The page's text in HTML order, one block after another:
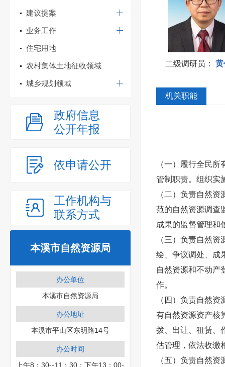
建议提案
业务工作
住宅用地
农村集体土地征收领域
城乡规划领域
政府信息
公开年报
依申请公开
工作机构与
联系方式
本溪市自然资源局
办公单位
本溪市自然资源局
办公地址
本溪市平山区东明路14号
办公时间
上午8：30--11：30；下午13：00-
二级调研员 ：
机关职能
（一）履行全民
管制职责。组织实
（二）负责自然
范的自然资源调查
成果的监督管理和
（三）负责自然
绘、争议调处、成
自然资源和不动产
作。
（四）负责自然
有自然资源资产核
拨、出让、租赁、
估管理，依法收缴
（五）负责自然